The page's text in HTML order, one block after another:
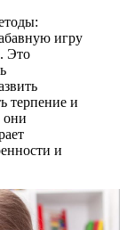
игру
Это
терпение и
они
и